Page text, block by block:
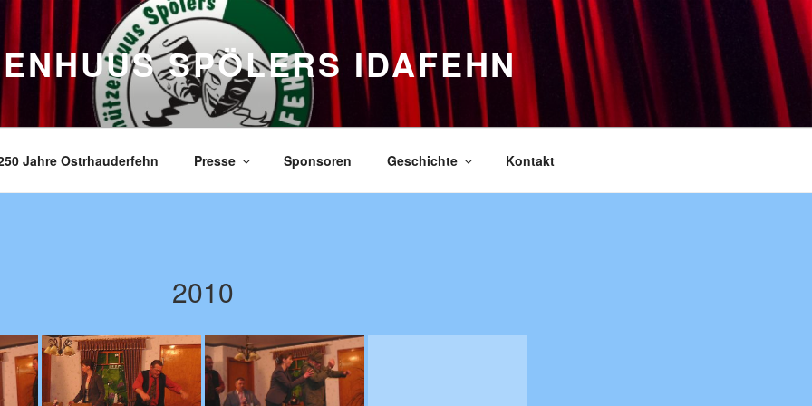
SPÖLERS IDAFEHN
Jahre Ostrhauderfehn Presse Sponsoren Geschichte Kontakt
2010